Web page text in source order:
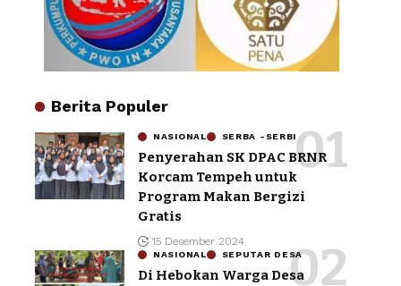
Berita Populer
NASIONAL SERBA -SERBI
Penyerahan SK DPAC BRNR
Korcam Tempeh untuk
Program Makan Bergizi
Gratis
15 Desember 2024
NASIONAL SEPUTAR DESA
Di Hebokan Warga Desa